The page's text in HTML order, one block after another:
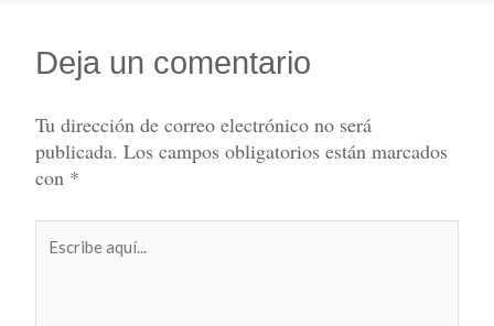
Deja un comentario
Tu dirección de correo electrónico no será
publicada. Los campos obligatorios están marcados
con *
aquí...